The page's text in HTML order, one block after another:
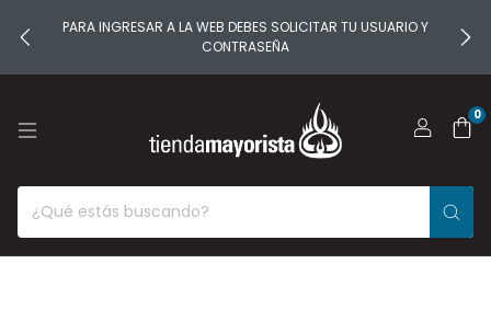
PARA INGRESAR A LA WEB DEBES SOLICITAR TU USUARIO Y
CONTRASEÑA
0